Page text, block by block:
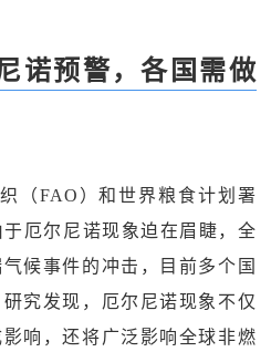
诺预警，各国需做
（FAO）和世界粮食计划署
于厄尔尼诺现象迫在眉睫，全
候事件的冲击，目前多个国
究发现，厄尔尼诺现象不仅
响，还将广泛影响全球非燃